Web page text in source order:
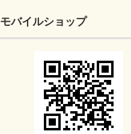
モバイルショップ